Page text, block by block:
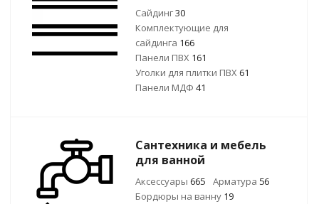
Сайдинг30
Комплектующие для
сайдинга 166
Панели ПВХ 161
Уголки для плитки ПВХ61
Панели МДФ 41
Сантехника и мебель
для ванной
Аксессуары 665 Арматура 56
Бордюры на ванну 19